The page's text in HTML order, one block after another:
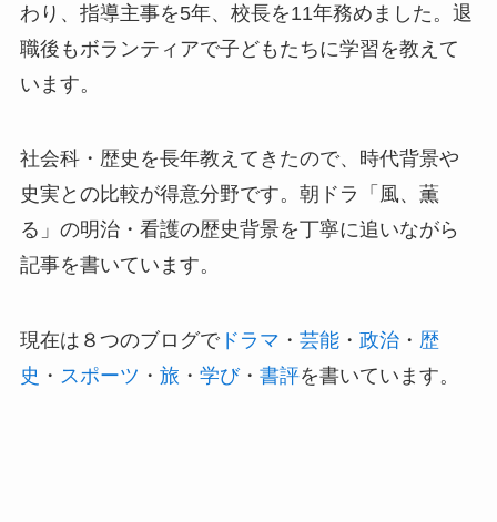
わり、指導主事を5年、校長を11年務めました。退
職後もボランティアで子どもたちに学習を教えて
います。
社会科・歴史を長年教えてきたので、時代背景や
史実との比較が得意分野です。朝ドラ「風、薫
る」の明治・看護の歴史背景を丁寧に追いながら
記事を書いています。
現在は８つのブログでドラマ ・ 芸能・ 政治・ 歴
史 ・ スポーツ ・ 旅 ・ 学び・ 書評を書いています。